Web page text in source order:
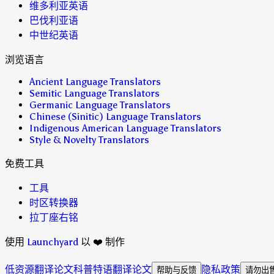
维多利亚英语
巴伐利亚语
中世纪英语
浏览语言
Ancient Language Translators
Semitic Language Translators
Germanic Language Translators
Chinese (Sinitic) Language Translators
Indigenous American Language Translators
Style & Novelty Translators
免费工具
工具
时区转换器
拉丁座右铭
使用 Launchyard 以 ❤️ 制作
低资源翻译论文科普特语翻译论文 帮助与反馈 隐私政策 请勿出